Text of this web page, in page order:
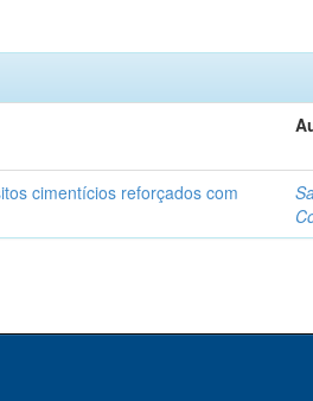
cimentícios reforçados com